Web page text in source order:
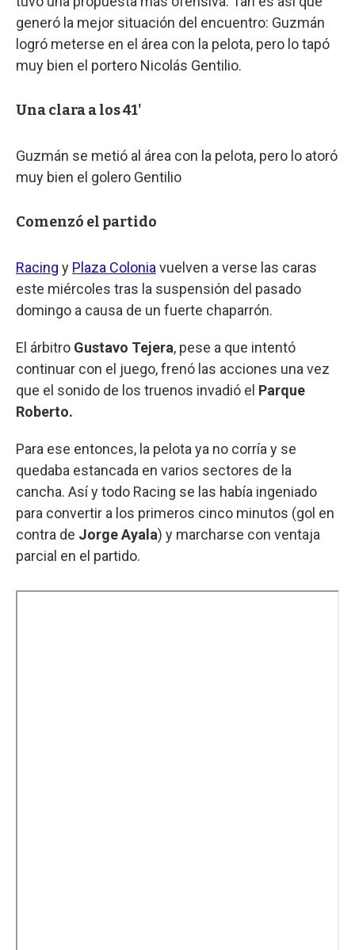
generó la mejor situación del encuentro: Guzmán
logró meterse en el área con la pelota, pero lo tapó
muy bien el portero Nicolás Gentilio.
Una clara a los 41'
Guzmán se metió al área con la pelota, pero lo atoró
muy bien el golero Gentilio
Comenzó el partido
Racing y Plaza Colonia vuelven a verse las caras
este miércoles tras la suspensión del pasado
domingo a causa de un fuerte chaparrón.
El árbitro Gustavo Tejera, pese a que intentó
continuar con el juego, frenó las acciones una vez
que el sonido de los truenos invadió el Parque
Roberto.
Para ese entonces, la pelota ya no corría y se
quedaba estancada en varios sectores de la
cancha. Así y todo Racing se las había ingeniado
para convertir a los primeros cinco minutos (gol en
contra de Jorge Ayala) y marcharse con ventaja
parcial en el partido.